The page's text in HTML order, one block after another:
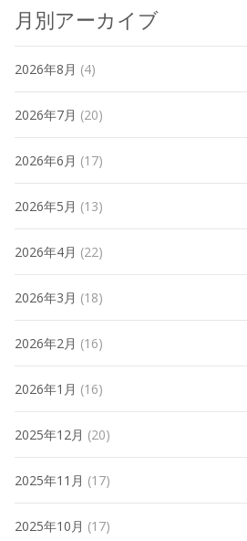
月別アーカイブ
2026年8月 (4)
2026年7月 (20)
2026年6月 (17)
2026年5月 (13)
2026年4月 (22)
2026年3月 (18)
2026年2月 (16)
2026年1月 (16)
2025年12月 (20)
2025年11月 (17)
2025年10月 (17)